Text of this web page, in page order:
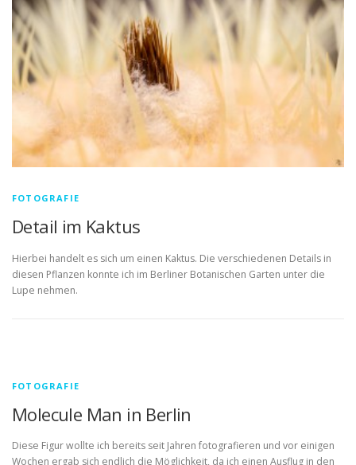
FOTOGRAFIE
Detail im Kaktus
Hierbei handelt es sich um einen Kaktus. Die verschiedenen Details in
diesen Pflanzen konnte ich im Berliner Botanischen Garten unter die
Lupe nehmen.
FOTOGRAFIE
Molecule Man in Berlin
Diese Figur wollte ich bereits seit Jahren fotografieren und vor einigen
Wochen ergab sich endlich die Möglichkeit, da ich einen Ausflug in den